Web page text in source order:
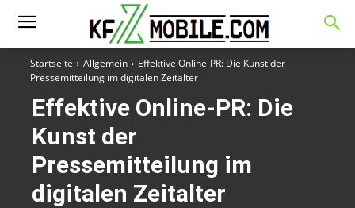
Startseite Allgemein
Effektive Online-PR: Die Kunst der
Pressemitteilung im digitalen Zeitalter
Effektive Online-PR: Die
Kunst der
Pressemitteilung im
digitalen Zeitalter